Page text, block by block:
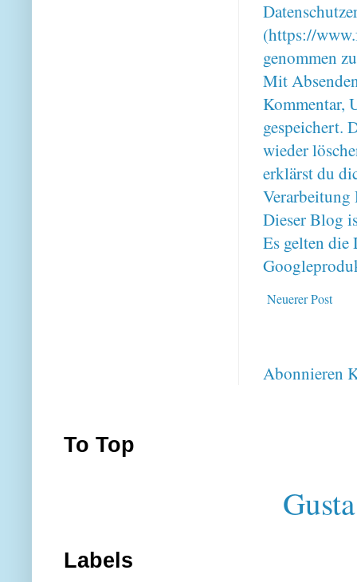
(https://
genommen
Mit
Kommentar,
gespeichert.
wieder
erklärst du
Verarbeitung
Dieser Blog
Es gelten
Neuerer Post
Abonnieren
To Top
Labels